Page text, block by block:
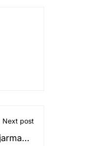
Next post